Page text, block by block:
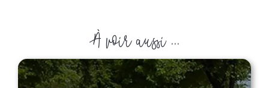
À voir aussi ...